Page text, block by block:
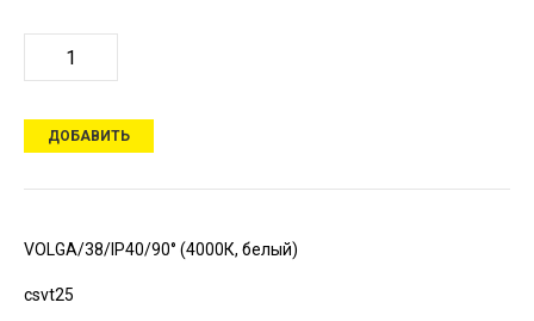
ДОБАВИТЬ
VOLGA/38/IP40/90° (4000К, белый)
csvt25